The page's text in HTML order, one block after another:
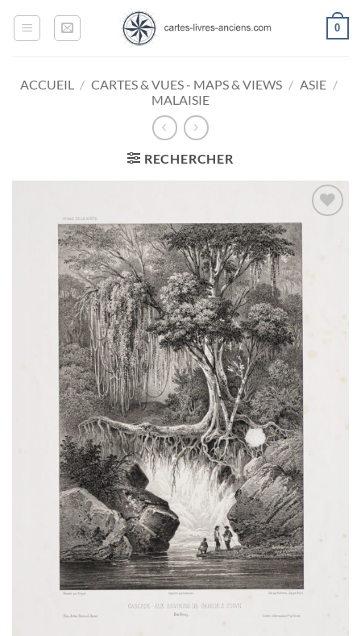
0
ACCUEIL / CARTES & VUES - MAPS & VIEWS / ASIE /
MALAISIE
RECHERCHER